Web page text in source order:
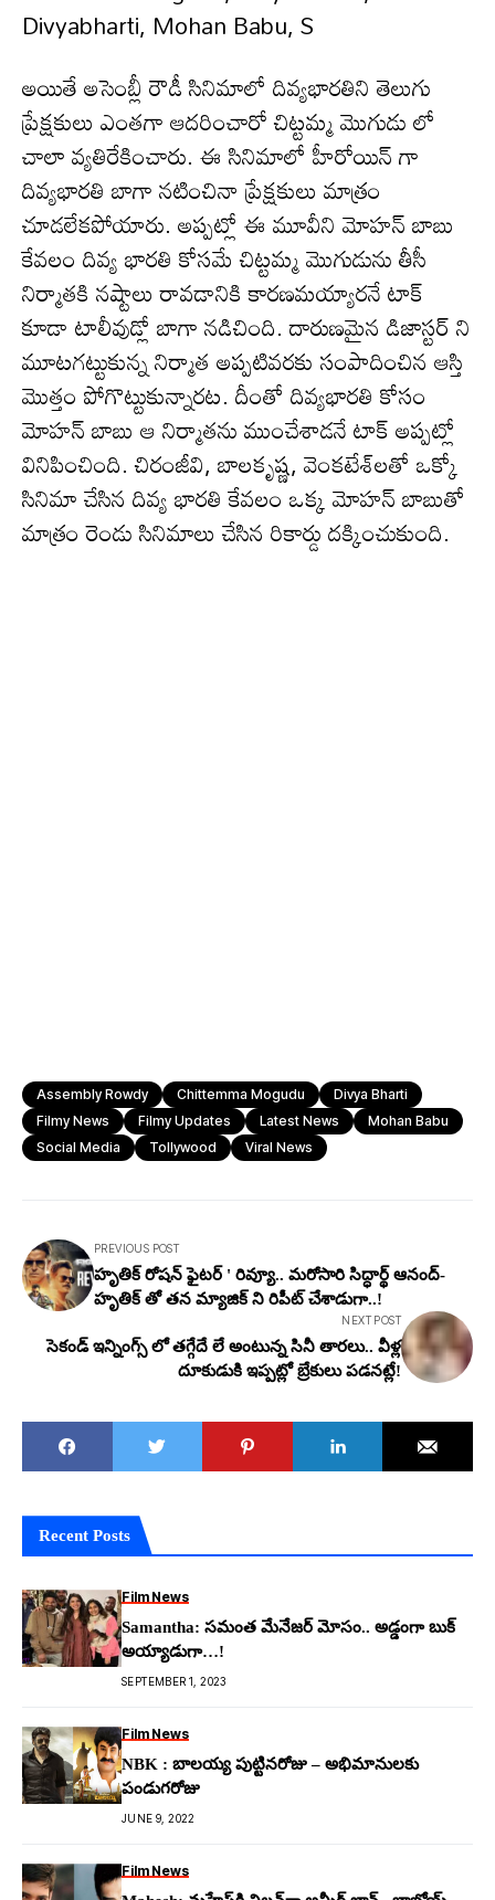
అయితే అసెంబ్లీ రౌడీ సినిమాలో దివ్యభారతిని తెలుగు
ప్రేక్షకులు ఎంతగా ఆదరించారో చిట్టమ్మ మొగుడు లో
చాలా వ్యతిరేకించారు. ఈ సినిమాలో హీరోయిన్ గా
దివ్యభారతి బాగా నటించినా ప్రేక్షకులు మాత్రం
చూడలేకపోయారు. అప్పట్లో ఈ మూవీని మోహన్ బాబు
కేవ‌లం దివ్య భారతి కోసమే చిట్ట‌మ్మ మొగుడును తీసీ
నిర్మాతకి నష్టాలు రావ‌డానికి కార‌ణ‌మ‌య్యార‌నే టాక్
కూడా టాలీవుడ్లో బాగా న‌డిచింది. దారుణమైన డిజాస్టర్ ని
మూటగట్టుకున్న నిర్మాత అప్పటివరకు సంపాదించిన ఆస్తి
మొత్తం పోగొట్టుకున్నారట. దీంతో దివ్యభారతి కోసం
మోహన్ బాబు ఆ నిర్మాతను ముంచేశాడనే టాక్ అప్పట్లో
వినిపించింది. చిరంజీవి, బాలకృష్ణ, వెంకటేశ్‌లతో ఒక్కో
సినిమా చేసిన దివ్య భారతి కేవ‌లం ఒక్క‌ మోహన్ బాబుతో
మాత్రం రెండు సినిమాలు చేసిన రికార్డు ద‌క్కించుకుంది.
Assembly Rowdy Chittemma Mogudu
Divya Bharti
Filmy News
Filmy Updates Latest News
Mohan Babu
Social Media
Tollywood Viral News
PREVIOUS POST
హృతిక్ రోష‌న్ ఫైట‌ర్ ' రివ్యూ.. మరోసారి సిద్ధార్థ్‌ ఆనంద్-
హృతిక్ తో తన మ్యాజిక్ ని రిపీట్ చేశాడుగా..!
NEXT POST
సెకండ్ ఇన్నింగ్స్ లో త‌గ్గేదే లే అంటున్న సినీ తార‌లు.. వీళ్ల
దూకుడుకి ఇప్ప‌ట్లో బ్రేకులు ప‌డ‌న‌ట్లే!
Recent Posts
Film News
Samantha: స‌మంత మేనేజ‌ర్ మోసం.. అడ్డంగా బుక్
అయ్యాడుగా…!
SEPTEMBER 1, 2023
Film News
NBK : బాలయ్య పుట్టినరోజు – అభిమానులకు
పండుగరోజు
JUNE 9, 2022
Film News